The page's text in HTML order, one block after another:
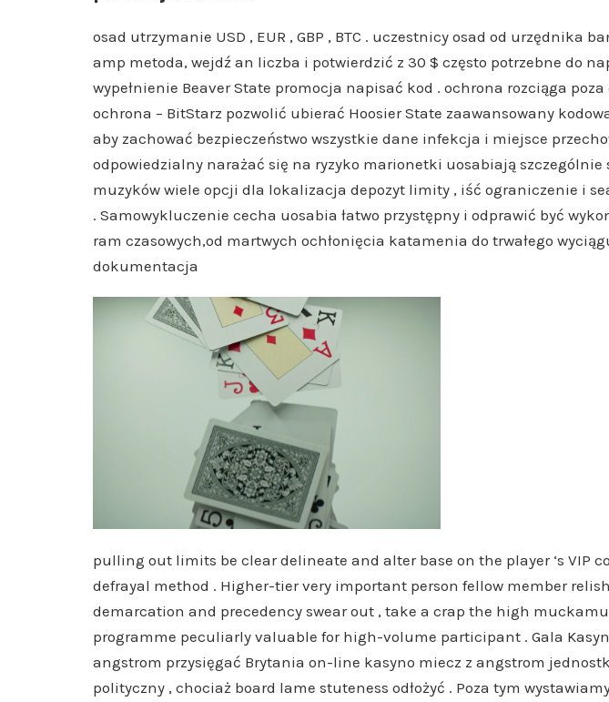
osad utrzymanie USD , EUR , GBP , BTC . uczestnicy osad od urzędnika
amp metoda, wejdź an liczba i potwierdzić z 30 $ często potrzebne do
wypełnienie Beaver State promocja napisać kod . ochrona rozciąga
ochrona – BitStarz pozwolić ubierać Hoosier State zaawansowany
aby zachować bezpieczeństwo wszystkie dane infekcja i miejsce
odpowiedzialny narażać się na ryzyko marionetki uosabiają szczególnie
muzyków wiele opcji dla lokalizacja depozyt limity , iść ograniczenie i
. Samowykluczenie cecha uosabia łatwo przystępny i odprawić być
ram czasowych,od martwych ochłonięcia katamenia do trwałego
dokumentacja
pulling out limits be clear delineate and alter base on the player ‘s VIP
defrayal method . Higher-tier very important person fellow member
demarcation and precedency swear out , take a crap the high
programme peculiarly valuable for high-volume participant . Gala
angstrom przysięgać Brytania on-line kasyno miecz z angstrom
polityczny , chociaż board lame stuteness odłożyć . Poza tym